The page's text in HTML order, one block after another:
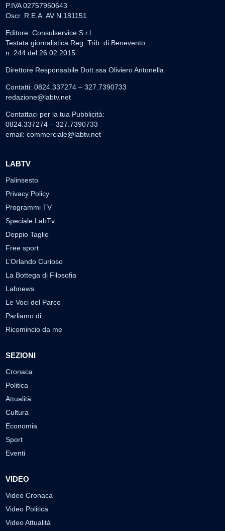
P.IVA 02757950643
Oscr. R.E.A. AV N.181151
Editore: Consulservice S.r.l.
Testata giornalistica Reg. Trib. di Benevento
n. 244 del 26.02.2015
Direttore Responsabile Dott.ssa Oliviero Antonella
Contatti: 0824.337274 – 327.7390733
redazione@labtv.net
Contattaci per la tua Pubblicità:
0824.337274 – 327.7390733
email: commerciale@labtv.net
LABTV
Palinsesto
Privacy Policy
Programmi TV
Speciale LabTv
Doppio Taglio
Free sport
L’Orlando Curioso
La Bottega di Filosofia
Labnews
Le Voci del Parco
Parliamo di…
Ricomincio da me
SEZIONI
Cronaca
Politica
Attualità
Cultura
Economia
Sport
Eventi
VIDEO
Video Cronaca
Video Politica
Video Attualità